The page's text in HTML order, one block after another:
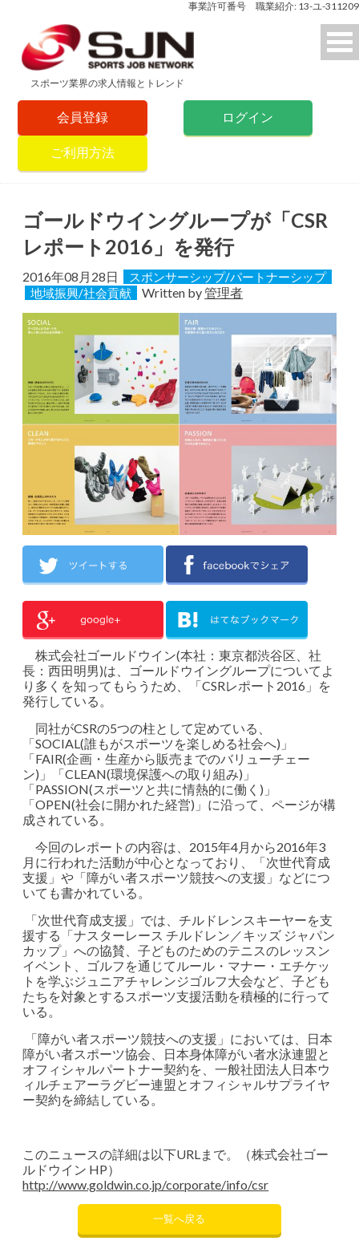
事業許可番号 職業紹介: 13-ユ-311209
スポーツ業界の求人情報とトレンド
会員登録 ログイン
ご利用方法
ゴールドウイングループが「CSR
レポート2016」を発行
2016年08月28日
スポンサーシップ/パートナーシップ
地域振興/社会貢献
Written by管理者
株式会社ゴールドウイン(本社：東京都渋谷区、社
長：西田明男)は、ゴールドウイングループについてよ
り多くを知ってもらうため、「CSRレポート2016」を
発行している。
同社がCSRの5つの柱として定めている、
「SOCIAL(誰もがスポーツを楽しめる社会へ)」
「FAIR(企画・生産から販売までのバリューチェー
ン)」「CLEAN(環境保護への取り組み)」
「PASSION(スポーツと共に情熱的に働く)」
「OPEN(社会に開かれた経営)」に沿って、ページが構
成されている。
今回のレポートの内容は、2015年4月から2016年3
月に行われた活動が中心となっており、「次世代育成
支援」や「障がい者スポーツ競技への支援」などにつ
いても書かれている。
「次世代育成支援」では、チルドレンスキーヤーを支
援する「ナスターレース チルドレン／キッズ ジャパン
カップ」への協賛、子どものためのテニスのレッスン
イベント、ゴルフを通じてルール・マナー・エチケッ
トを学ぶジュニアチャレンジゴルフ大会など、子ども
たちを対象とするスポーツ支援活動を積極的に行って
いる。
「障がい者スポーツ競技への支援」においては、日本
障がい者スポーツ協会、日本身体障がい者水泳連盟と
オフィシャルパートナー契約を、一般社団法人日本ウ
ィルチェアーラグビー連盟とオフィシャルサプライヤ
ー契約を締結している。
このニュースの詳細は以下URLまで。（株式会社ゴー
ルドウイン HP）
http://www.goldwin.co.jp/corporate/info/csr
一覧へ戻る